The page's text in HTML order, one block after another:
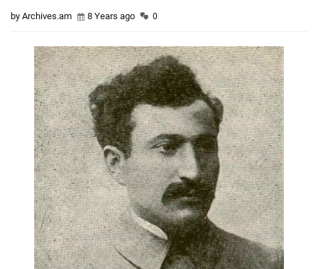
by Archives.am 8 Years ago 0